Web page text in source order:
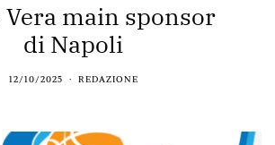
Vera main sponsor
di Napoli
12/10/2025 REDAZIONE